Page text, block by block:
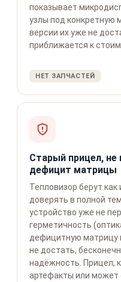
показывает
узлы под конкретную
версии их уже не
приближается к
НЕТ ЗАПЧАСТЕЙ
Старый прицел, не
дефицит матрицы
Тепловизор берут
доверять в полной
устройство уже не
герметичность
дефицитную матрицу
не достать,
надёжность. Прицел,
артефакты или может